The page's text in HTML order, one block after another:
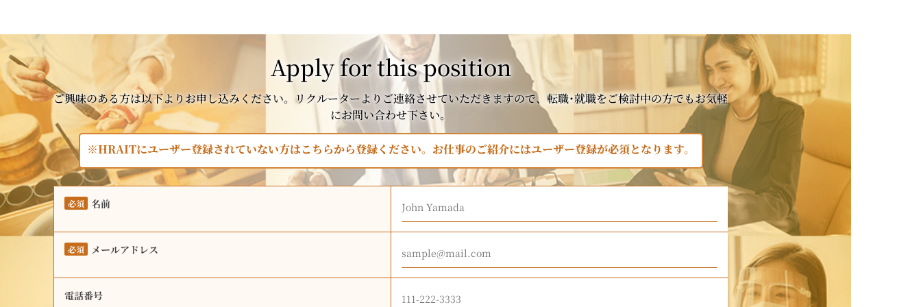
Apply for this position
ご興味のある方は以下よりお申し込みください。リクルーターよりご連絡させていただきますので、転職･就職をご検討中の方でもお気軽
にお問い合わせ下さい。
※HRAITにユーザー登録されていない方はこちらから登録ください。お仕事のご紹介にはユーザー登録が必須となります。
必須 名前
必須 メールアドレス
電話番号